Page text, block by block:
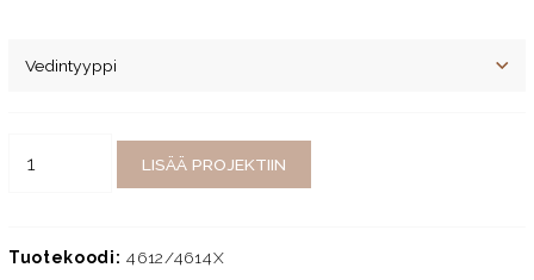
LISÄÄ PROJEKTIIN
Tuotekoodi: 4612/4614X